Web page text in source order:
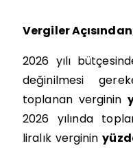
Vergiler
2026 yılı
değinilmesi
toplanan verginin
2026 yılında
liralık verginin